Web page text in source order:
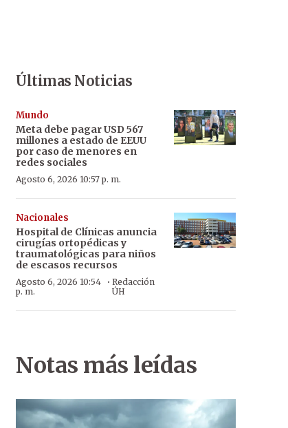
Últimas Noticias
Mundo
Meta debe pagar USD 567
millones a estado de EEUU
por caso de menores en
redes sociales
Agosto 6, 2026 10:57 p. m.
Nacionales
Hospital de Clínicas anuncia
cirugías ortopédicas y
traumatológicas para niños
de escasos recursos
Agosto 6, 2026 10:54
p. m.
· Redacción
ÚH
Notas más leídas